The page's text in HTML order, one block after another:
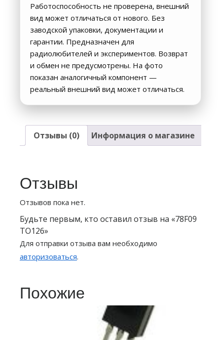
Работоспособность не проверена, внешний
вид может отличаться от нового. Без
заводской упаковки, документации и
гарантии. Предназначен для
радиолюбителей и экспериментов. Возврат
и обмен не предусмотрены. На фото
показан аналогичный компонент —
реальный внешний вид может отличаться.
Отзывы (0) Информация о магазине
Отзывы
Отзывов пока нет.
Будьте первым, кто оставил отзыв на «78F09
TO126»
Для отправки отзыва вам необходимо
авторизоваться.
Похожие